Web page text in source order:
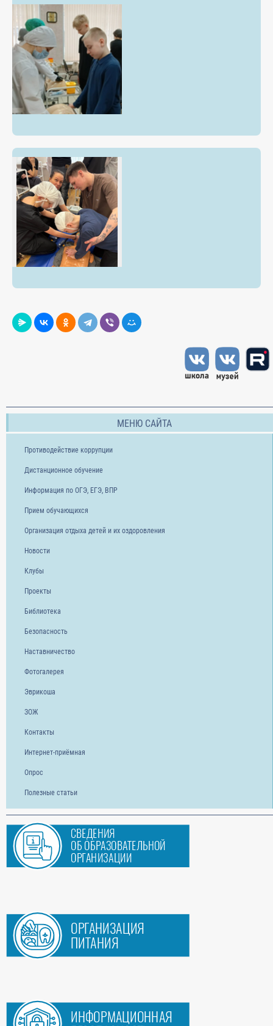
МЕНЮ САЙТА
Противодействие коррупции
Дистанционное обучение
Информация по ОГЭ, ЕГЭ, ВПР
Прием обучающихся
Организация отдыха детей и их оздоровления
Новости
Клубы
Проекты
Библиотека
Безопасность
Наставничество
Фотогалерея
Эврикоша
ЗОЖ
Контакты
Интернет-приёмная
Опрос
Полезные статьи